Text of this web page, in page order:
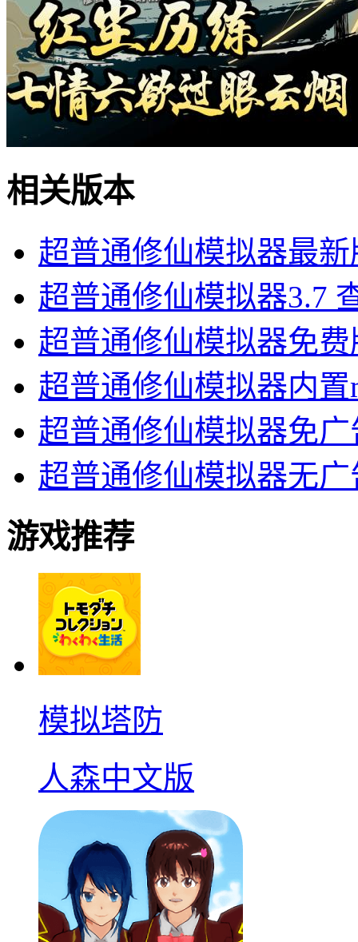
相关版本
超普通修仙模拟器最新
超普通修仙模拟器3.7
超普通修仙模拟器免费
超普通修仙模拟器内置
超普通修仙模拟器免广
超普通修仙模拟器无广
游戏推荐
模拟塔防
人森中文版